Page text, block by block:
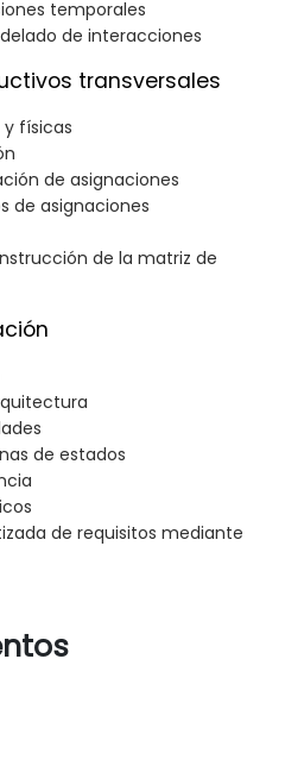
temporales
de interacciones
transversales
físicas
de asignaciones
de asignaciones
de la matriz de
de estados
de requisitos mediante